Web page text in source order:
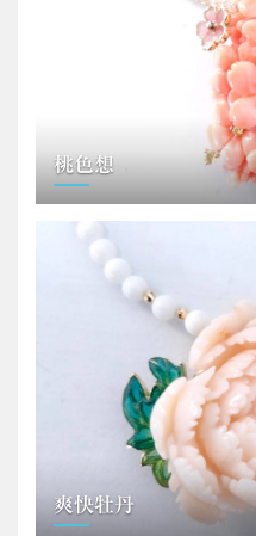
桃色想
爽快牡丹